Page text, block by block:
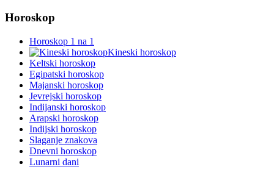
Horoskop
Horoskop 1 na 1
Kineski horoskop
Keltski horoskop
Egipatski horoskop
Majanski horoskop
Jevrejski horoskop
Indijanski horoskop
Arapski horoskop
Indijski horoskop
Slaganje znakova
Dnevni horoskop
Lunarni dani